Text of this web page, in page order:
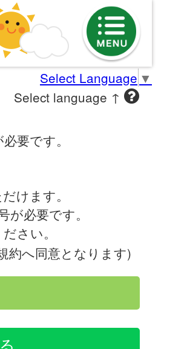
Select Language ▼
Select language ↑
要です。
けます。
必要です。
さい。
約へ同意となります)